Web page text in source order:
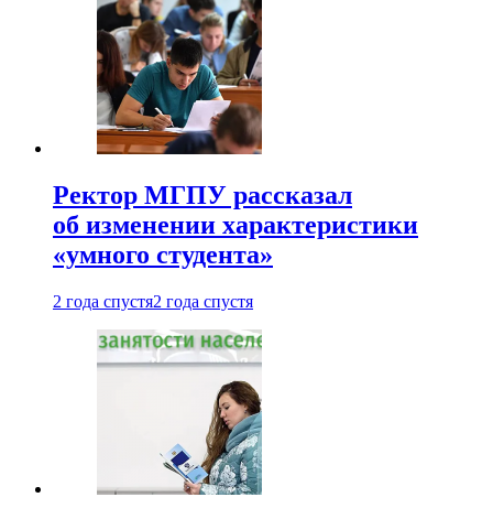
Ректор МГПУ рассказал
об изменении характеристики
«умного студента»
2 года спустя2 года спустя